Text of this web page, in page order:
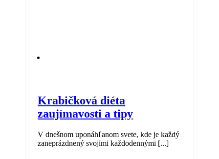
Krabičková diéta
zaujímavosti a tipy
V dnešnom uponáhľanom svete, kde je každý
zaneprázdnený svojimi každodennými [...]